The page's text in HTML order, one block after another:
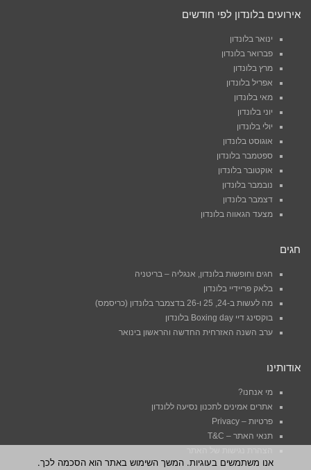
אירועים בלונדון לפי חודשים
ינואר בלונדון
פברואר בלונדון
מרץ בלונדון
אפריל בלונדון
מאי בלונדון
יוני בלונדון
יולי בלונדון
אוגוסט בלונדון
ספטמבר בלונדון
אוקטובר בלונדון
נובמבר בלונדון
דצמבר בלונדון
מצעד הגאווה בלונדון
חגים
חגים וחופשות בלונדון, אנגליה – בריטניה
בלאק פריידיי בלונדון
מה לעשות ב-24, 25 ו-26 בדצמבר בלונדון (כריסמס)
בוקסינג דיי Boxing day בלונדון
ערב השנה האזרחית החדשה והראשון בינואר
אודותינו
מי אנחנו?
אתרים אמינים לתכנון נסיעה ללונדון
פרטיות – Privacy
תנאי האתר – T&C
אנו משתמשים בעוגיות. המשך השימוש באתר הוא הסכמה לכך.